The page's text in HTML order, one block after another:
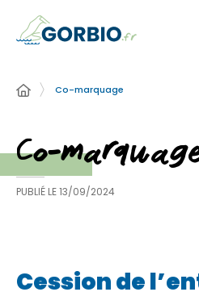
Co-marquage
Co-
PUBLIÉ LE13/09/2024
Cession de